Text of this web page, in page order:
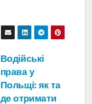
Водійські
права у
Польщі: як та
де отримати